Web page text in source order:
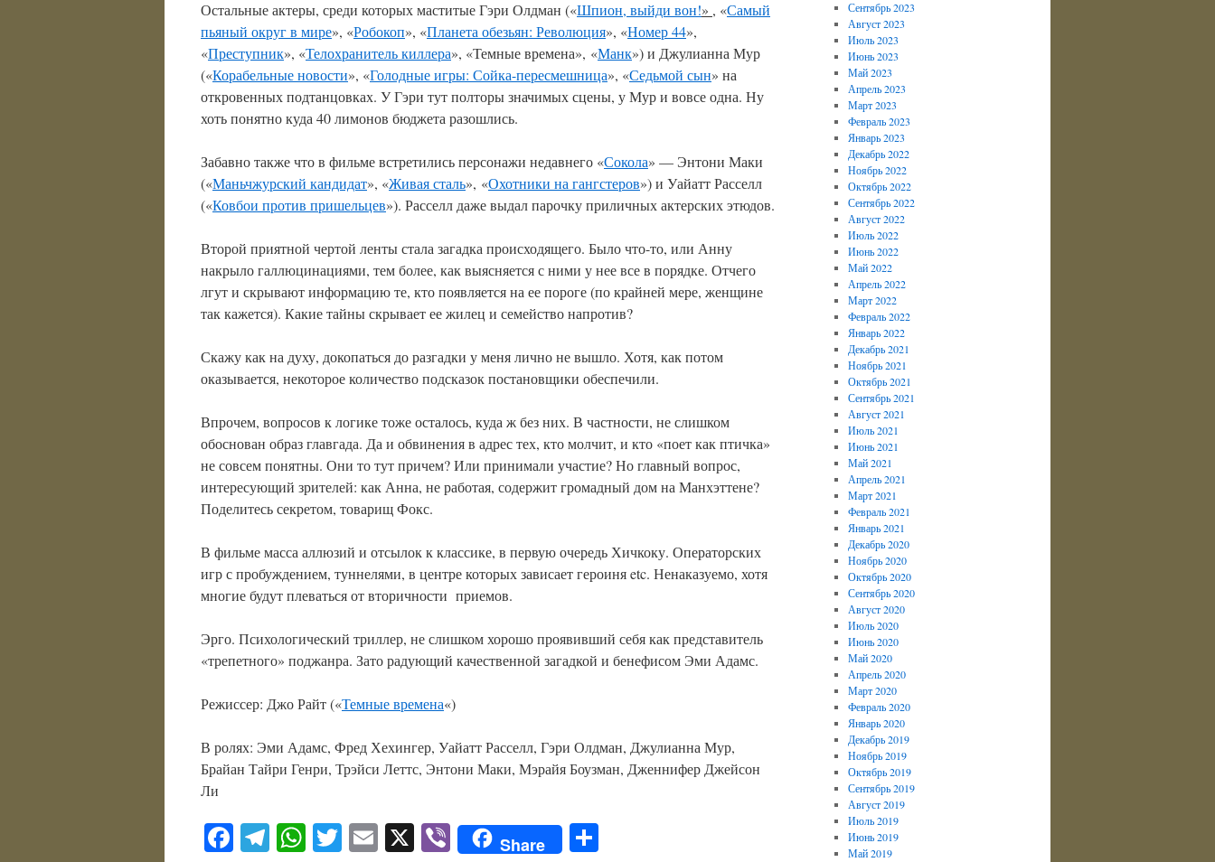
Остальные актеры, среди которых маститые Гэри Олдман («Шпион, выйди вон!» , «Самый
пьяный округ в мире», «Робокоп», «Планета обезьян: Революция», «Номер 44»,
«Преступник», «Телохранитель киллера», «Темные времена», «Манк») и Джулианна Мур
(«Корабельные новости», «Голодные игры: Сойка-пересмешница», «Седьмой сын» на
откровенных подтанцовках. У Гэри тут полторы значимых сцены, у Мур и вовсе одна. Ну
хоть понятно куда 40 лимонов бюджета разошлись.
Забавно также что в фильме встретились персонажи недавнего «Сокола» — Энтони Маки
(«Маньчжурский кандидат», «Живая сталь», «Охотники на гангстеров») и Уайатт Расселл
(«Ковбои против пришельцев»). Расселл даже выдал парочку приличных актерских этюдов.
Второй приятной чертой ленты стала загадка происходящего. Было что-то, или Анну
накрыло галлюцинациями, тем более, как выясняется с ними у нее все в порядке. Отчего
лгут и скрывают информацию те, кто появляется на ее пороге (по крайней мере, женщине
так кажется). Какие тайны скрывает ее жилец и семейство напротив?
Скажу как на духу, докопаться до разгадки у меня лично не вышло. Хотя, как потом
оказывается, некоторое количество подсказок постановщики обеспечили.
Впрочем, вопросов к логике тоже осталось, куда ж без них. В частности, не слишком
обоснован образ главгада. Да и обвинения в адрес тех, кто молчит, и кто «поет как птичка»
не совсем понятны. Они то тут причем? Или принимали участие? Но главный вопрос,
интересующий зрителей: как Анна, не работая, содержит громадный дом на Манхэттене?
Поделитесь секретом, товарищ Фокс.
В фильме масса аллюзий и отсылок к классике, в первую очередь Хичкоку. Операторских
игр с пробуждением, туннелями, в центре которых зависает героиня etc. Ненаказуемо, хотя
многие будут плеваться от вторичности приемов.
Эрго. Психологический триллер, не слишком хорошо проявивший себя как представитель
«трепетного» поджанра. Зато радующий качественной загадкой и бенефисом Эми Адамс.
Режиссер: Джо Райт («Темные времена«)
В ролях: Эми Адамс, Фред Хехингер, Уайатт Расселл, Гэри Олдман, Джулианна Мур,
Брайан Тайри Генри, Трэйси Леттс, Энтони Маки, Мэрайя Боузман, Дженнифер Джейсон
Ли
Facebook
Telegram
WhatsApp
Twitter
Email
X ViberShare
Сентябрь 2023
Август 2023
Июль 2023
Июнь 2023
Май 2023
Апрель 2023
Март 2023
Февраль 2023
Январь 2023
Декабрь 2022
Ноябрь 2022
Октябрь 2022
Сентябрь 2022
Август 2022
Июль 2022
Июнь 2022
Май 2022
Апрель 2022
Март 2022
Февраль 2022
Январь 2022
Декабрь 2021
Ноябрь 2021
Октябрь 2021
Сентябрь 2021
Август 2021
Июль 2021
Июнь 2021
Май 2021
Апрель 2021
Март 2021
Февраль 2021
Январь 2021
Декабрь 2020
Ноябрь 2020
Октябрь 2020
Сентябрь 2020
Август 2020
Июль 2020
Июнь 2020
Май 2020
Апрель 2020
Март 2020
Февраль 2020
Январь 2020
Декабрь 2019
Ноябрь 2019
Октябрь 2019
Сентябрь 2019
Август 2019
Июль 2019
Июнь 2019
Май 2019